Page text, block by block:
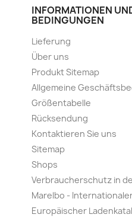
INFORMATIONEN
BEDINGUNGEN
Lieferung
Über uns
Produkt Sitemap
Allgemeine
Größentabelle
Rücksendung
Kontaktieren Sie uns
Sitemap
Shops
Verbraucherschutz in
Marelbo -
Europäischer